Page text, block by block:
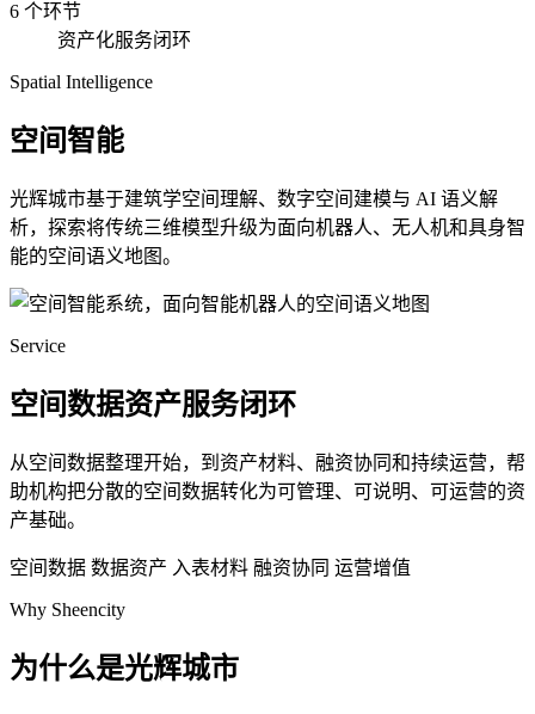
6 个环节
资产化服务闭环
Spatial Intelligence
空间智能
光辉城市基于建筑学空间理解、数字空间建模与 AI 语义解
析，探索将传统三维模型升级为面向机器人、无人机和具身智
能的空间语义地图。
Service
空间数据资产服务闭环
从空间数据整理开始，到资产材料、融资协同和持续运营，帮
助机构把分散的空间数据转化为可管理、可说明、可运营的资
产基础。
空间数据 数据资产 入表材料 融资协同 运营增值
Why Sheencity
为什么是光辉城市